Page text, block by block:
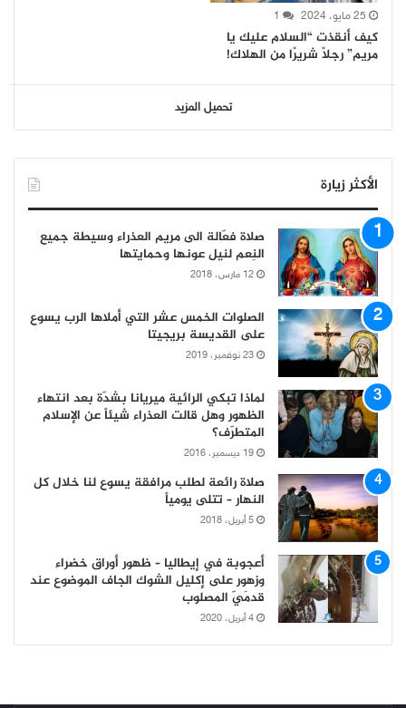
25 مايو، 2024 1
كيف أنقذت “السلام عليك يا
مريم” رجلًا شريرًا من الهلاك!
تحميل المزيد
الأكثر زيارة
صلاة فعّالة الى مريم العذراء وسيطة جميع
النِعم لنيل عونها وحمايتها
12 مارس، 2018
الصلوات الخمس عشر التي أملاها الرب يسوع
على القديسة بريجيتا
23 نوفمبر، 2019
لماذا تبكي الرائية ميريانا بشدّة بعد انتهاء
الظهور وهل قالت العذراء شيئاً عن الإسلام
المتطرّف؟
19 ديسمبر، 2016
صلاة رائعة لطلب مرافقة يسوع لنا خلال كل
النهار – تتلى يومياً
5 أبريل، 2018
أعجوبة في إيطاليا – ظهور أوراق خضراء
وزهور على إكليل الشوك الجاف الموضوع عند
قدمَيّ المصلوب
4 أبريل، 2020